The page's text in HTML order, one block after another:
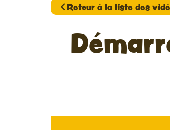
Retour à la liste des